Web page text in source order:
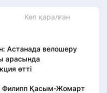
Көп қаралған
Астанада велошеру
арасында
өтті
Филипп Қасым-Жомарт